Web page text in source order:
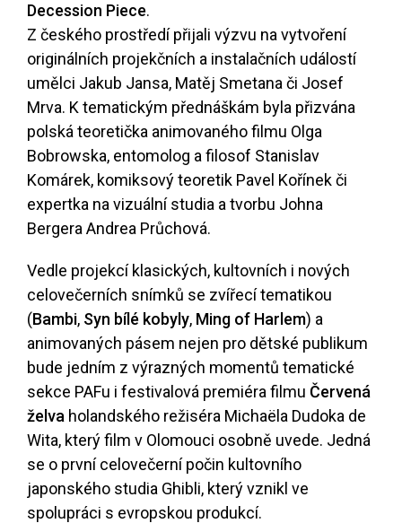
Decession Piece.
Z českého prostředí přijali výzvu na vytvoření
originálních projekčních a instalačních událostí
umělci Jakub Jansa, Matěj Smetana či Josef
Mrva. K tematickým přednáškám byla přizvána
polská teoretička animovaného filmu Olga
Bobrowska, entomolog a filosof Stanislav
Komárek, komiksový teoretik Pavel Kořínek či
expertka na vizuální studia a tvorbu Johna
Bergera Andrea Průchová.
Vedle projekcí klasických, kultovních i nových
celovečerních snímků se zvířecí tematikou
(Bambi, Syn bílé kobyly, Ming of Harlem) a
animovaných pásem nejen pro dětské publikum
bude jedním z výrazných momentů tematické
sekce PAFu i festivalová premiéra filmu Červená
želva holandského režiséra Michaëla Dudoka de
Wita, který film v Olomouci osobně uvede. Jedná
se o první celovečerní počin kultovního
japonského studia Ghibli, který vznikl ve
spolupráci s evropskou produkcí.